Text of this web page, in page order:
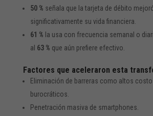
50 % señala que la tarjeta de débito
significativamente su vida financiera.
61 % la usa con frecuencia semanal o
al 63 % que aún prefiere efectivo.
Factores que aceleraron esta
Eliminación de barreras como altos
burocráticos.
Penetración masiva de smartphones.